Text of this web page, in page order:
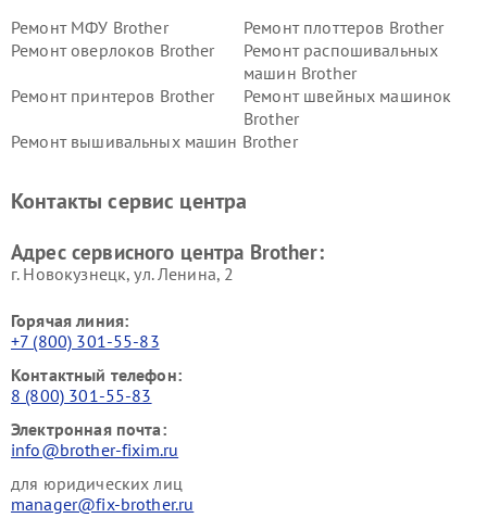
Ремонт МФУ Brother
Ремонт плоттеров Brother
Ремонт оверлоков Brother
Ремонт распошивальных
машин Brother
Ремонт принтеров Brother
Ремонт швейных машинок
Brother
Ремонт вышивальных машин Brother
Контакты сервис центра
Адрес сервисного центра Brother:
г. Новокузнецк, ул. Ленина, 2
Горячая линия:
+7 (800) 301-55-83
Контактный телефон:
8 (800) 301-55-83
Электронная почта:
info@brother-fixim.ru
для юридических лиц
manager@fix-brother.ru